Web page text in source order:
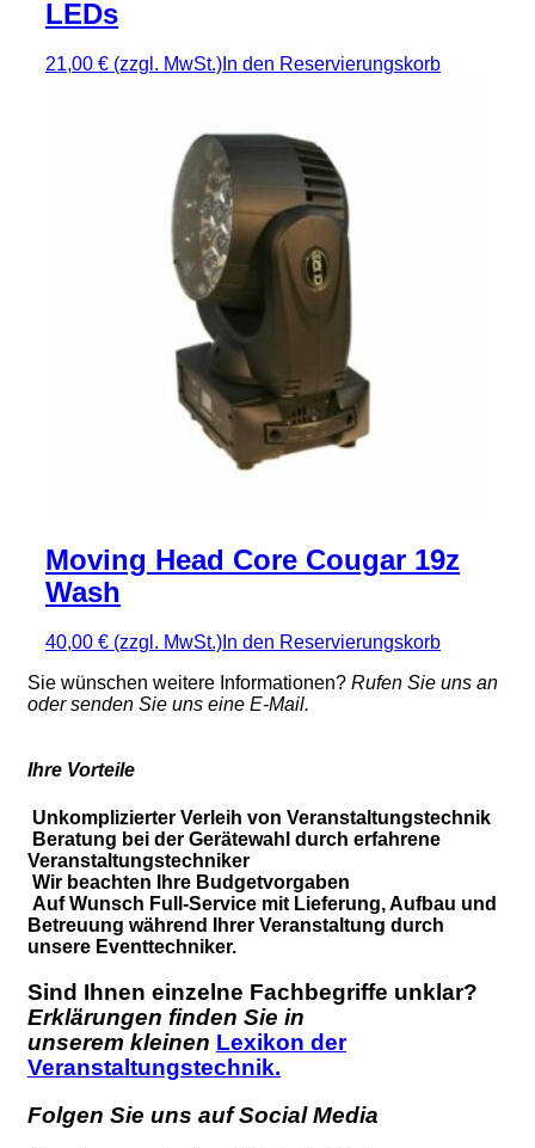
LEDs
21,00 € (zzgl. MwSt.) In den Reservierungskorb
Moving Head Core Cougar 19z
Wash
40,00 € (zzgl. MwSt.) In den Reservierungskorb
Sie wünschen weitere Informationen? Rufen Sie uns an
oder senden Sie uns eine E-Mail.
Ihre Vorteile
Unkomplizierter Verleih von Veranstaltungstechnik
Beratung bei der Gerätewahl durch erfahrene
Veranstaltungstechniker
Wir beachten Ihre Budgetvorgaben
Auf Wunsch Full-Service mit Lieferung, Aufbau und
Betreuung während Ihrer Veranstaltung durch
unsere Eventtechniker.
Sind Ihnen einzelne Fachbegriffe unklar?
Erklärungen finden Sie in
unserem kleinen Lexikon der
Veranstaltungstechnik.
Folgen Sie uns auf Social Media